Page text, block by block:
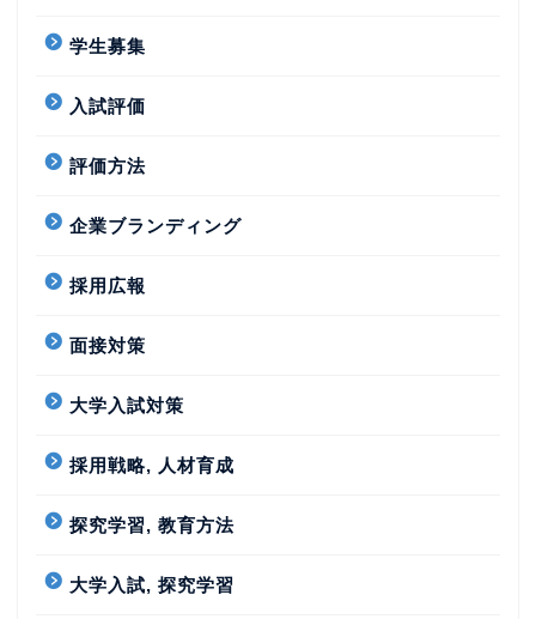
学生募集
入試評価
評価方法
企業ブランディング
採用広報
面接対策
大学入試対策
採用戦略, 人材育成
探究学習, 教育方法
大学入試, 探究学習